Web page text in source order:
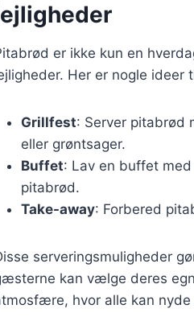
er ikke kun en
Her er nogle
Grillfest: Server pitabrød
eller grøntsager.
Buffet: Lav en buffet
pitabrød.
Take-away: Forbered
serveringsmuligheder
kan vælge deres
hvor alle kan